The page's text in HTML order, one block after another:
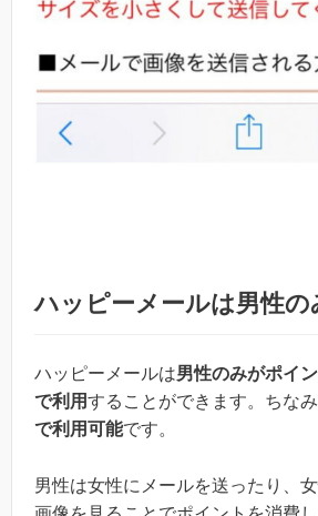
ハッピーメールは男性の
ハッピーメールは男性のみがポイ
で利用することができます。ちな
で利用可能です。
男性は女性にメールを送ったり、